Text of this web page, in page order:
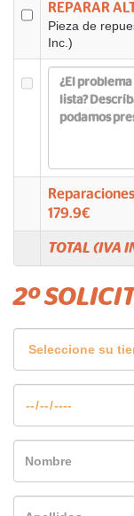
REPARAR
Pieza de
Inc.)
179.9€
TOTAL (IVA
2º